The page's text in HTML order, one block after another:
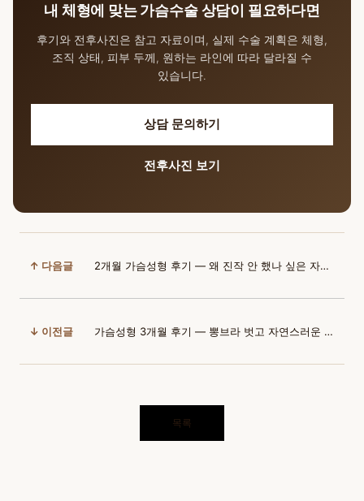
내 체형에 맞는 가슴수술 상담이 필요하다면
후기와 전후사진은 참고 자료이며, 실제 수술 계획은 체형,
조직 상태, 피부 두께, 원하는 라인에 따라 달라질 수
있습니다.
상담 문의하기
전후사진 보기
↑ 다음글 2개월 가슴성형 후기 — 왜 진작 안 했나 싶은 자연스러움
↓ 이전글 가슴성형 3개월 후기 — 뽕브라 벗고 자연스러운 볼륨감
목록